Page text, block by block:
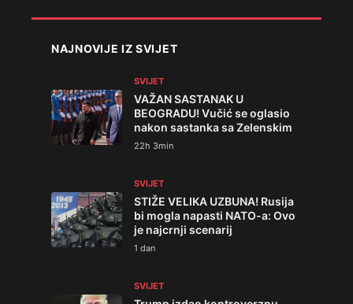
NAJNOVIJE IZ SVIJET
SVIJET
VAŽAN SASTANAK U
BEOGRADU! Vučić se oglasio
nakon sastanka sa Zelenskim
22h 3min
SVIJET
STIŽE VELIKA UZBUNA! Rusija
bi mogla napasti NATO-a: Ovo
je najcrnji scenarij
1 dan
SVIJET